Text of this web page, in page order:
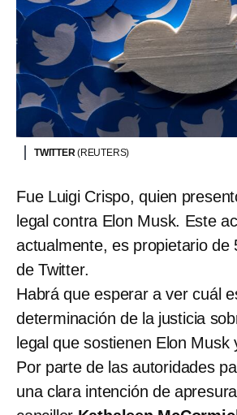
TWITTER (REUTERS)
Fue Luigi Crispo, quien
legal contra Elon Musk. Este
actualmente, es propietario de
de Twitter.
Habrá que esperar a ver cuál
determinación de la justicia
legal que sostienen Elon Musk
Por parte de las autoridades
una clara intención de